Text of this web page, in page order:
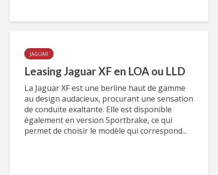
JAGUAR
Leasing Jaguar XF en LOA ou LLD
La Jaguar XF est une berline haut de gamme
au design audacieux, procurant une sensation
de conduite exaltante. Elle est disponible
également en version Sportbrake, ce qui
permet de choisir le modèle qui correspond...